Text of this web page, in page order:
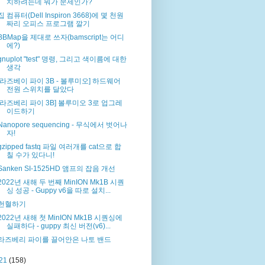
치하려는데 뭐가 문제인가?
컴퓨터(Dell Inspiron 3668)에 몇 천원
짜리 오피스 프로그램 깔기
을 제대로 쓰자(bamscript는 어디
에?)
"test" 명령, 그리고 색이름에 대한
생각
즈베이 파이 3B - 볼루미오] 하드웨어
전원 스위치를 달았다
즈베리 파이 3B] 볼루미오 3로 업그레
이드하기
sequencing - 무식에서 벗어나
자!
fastq 파일 여러개를 cat으로 합
칠 수가 있다니!
SI-1525HD 앰프의 잡음 개선
년 새해 두 번째 MinION Mk1B 시퀀
싱 성공 - Guppy v6을 따로 설치...
혈하기
년 새해 첫 MinION Mk1B 시퀀싱에
실패하다 - guppy 최신 버전(v6)...
즈베리 파이를 끌어안은 나토 밴드
(158)